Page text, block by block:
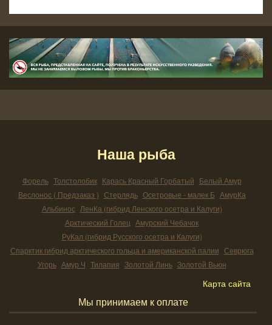
Наша рыба
Форель Толстолобик Карась Красный Горбатый Белый Амур
Веслонос ( Предзаказ ) Стерлядь Осетровые - малек Б АмурКа
Альбинос ЛенКа (гибрид Ленского осетра и Калуги)
Арктический Голец Амурский Чебачок
РуКал (гибрид Русского осетра и Калуги)
Спарктик гибрид арктического гольца и американской палии Севрюга
Угорь Амур Ч Тилапия Золотой Линь Золотой Вьюн
Карта сайта
Мы принимаем к оплате